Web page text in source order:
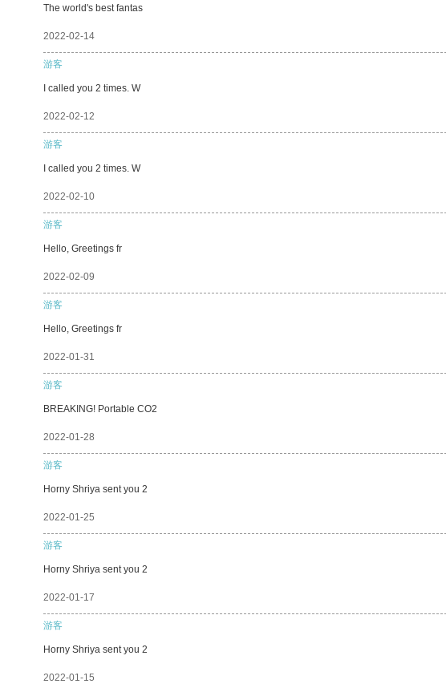
The world's best fantas
2022-02-14
游客
I called you 2 times. W
2022-02-12
游客
I called you 2 times. W
2022-02-10
游客
Hello, Greetings fr
2022-02-09
游客
Hello, Greetings fr
2022-01-31
游客
BREAKING! Portable CO2
2022-01-28
游客
Horny Shriya sent you 2
2022-01-25
游客
Horny Shriya sent you 2
2022-01-17
游客
Horny Shriya sent you 2
2022-01-15